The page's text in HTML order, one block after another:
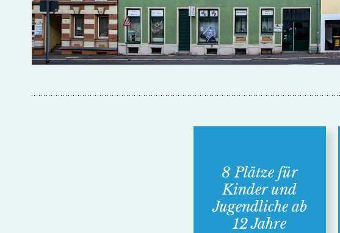
8 Plätze für
Kinder und
Jugend­liche ab
12 Jahre